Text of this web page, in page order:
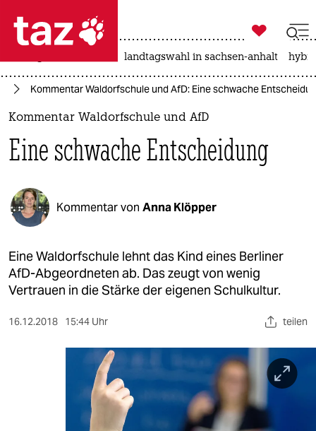
 taz zahl ich
taz zahl ich
politik
öko
gesellschaft
kultur
sport
berlin

taz zahl ich
landtagswahl in sachsen-anhalt
Kommentar Waldorfschule und AfD: Eine schwache
Kommentar Waldorfschule und AfD
Eine schwache Entscheidung
Kommentar von Anna Klöpper
Eine Waldorfschule lehnt das Kind eines Berliner
AfD-Abgeordneten ab. Das zeugt von wenig
Vertrauen in die Stärke der eigenen Schulkultur.
16.12.2018 15:44 Uhr teilen